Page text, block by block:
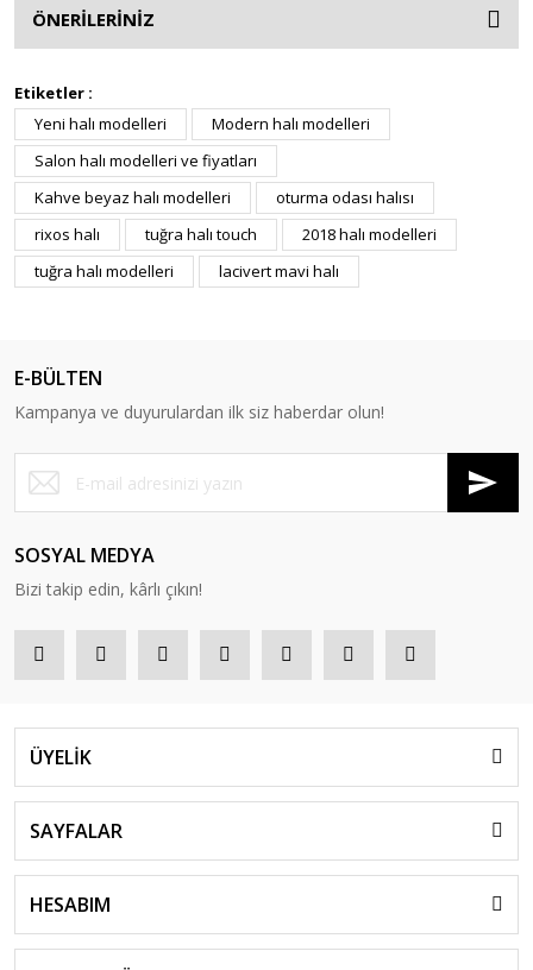
ÖNERİLERİNİZ
Etiketler :
Yeni halı modelleri
Modern halı modelleri
Salon halı modelleri ve fiyatları
Kahve beyaz halı modelleri
oturma odası halısı
rixos halı
tuğra halı touch
2018 halı modelleri
tuğra halı modelleri
lacivert mavi halı
E-BÜLTEN
Kampanya ve duyurulardan ilk siz haberdar olun!
SOSYAL MEDYA
Bizi takip edin, kârlı çıkın!
ÜYELİK
SAYFALAR
HESABIM